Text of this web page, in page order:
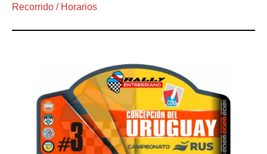
Recorrido / Horarios